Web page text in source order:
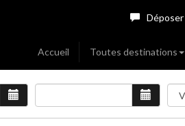
Accueil Toutes destinations